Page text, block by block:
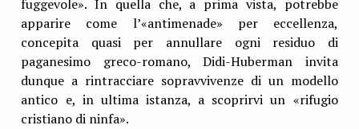
fuggevole». In quella che, a prima vista, potrebbe
apparire come l’«antimenade» per eccellenza,
concepita quasi per annullare ogni residuo di
paganesimo greco-romano, Didi-Huberman invita
dunque a rintracciare sopravvivenze di un modello
antico e, in ultima istanza, a scoprirvi un «rifugio
cristiano di ninfa».